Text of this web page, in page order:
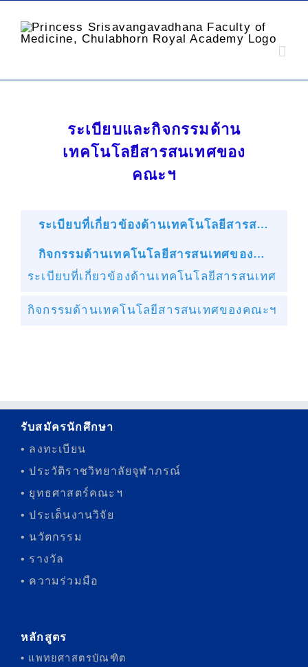
ระเบียบและกิจกรรมด้าน
เทคโนโลยีสารสนเทศของ
คณะฯ
ระเบียบที่เกี่ยวข้องด้านเทคโนโลยีสารสนเทศ
กิจกรรมด้านเทคโนโลยีสารสนเทศของคณะฯ
ระเบียบที่เกี่ยวข้องด้านเทคโนโลยีสารสนเทศ
กิจกรรมด้านเทคโนโลยีสารสนเทศของคณะฯ
รับสมัครนักศึกษา
• ลงทะเบียน
• ประวัติราชวิทยาลัยจุฬาภรณ์
• ยุทธศาสตร์คณะฯ
• ประเด็นงานวิจัย
• นวัตกรรม
• รางวัล
• ความร่วมมือ
หลักสูตร
• แพทยศาสตรบัณฑิต